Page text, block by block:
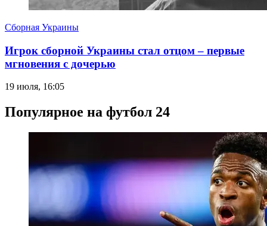
Сборная Украины
Игрок сборной Украины стал отцом – первые
мгновения с дочерью
19 июля, 16:05
Популярное на футбол 24